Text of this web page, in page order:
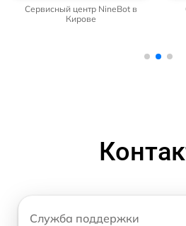
Сервисный центр NineBot в
Кирове
Служба поддержки